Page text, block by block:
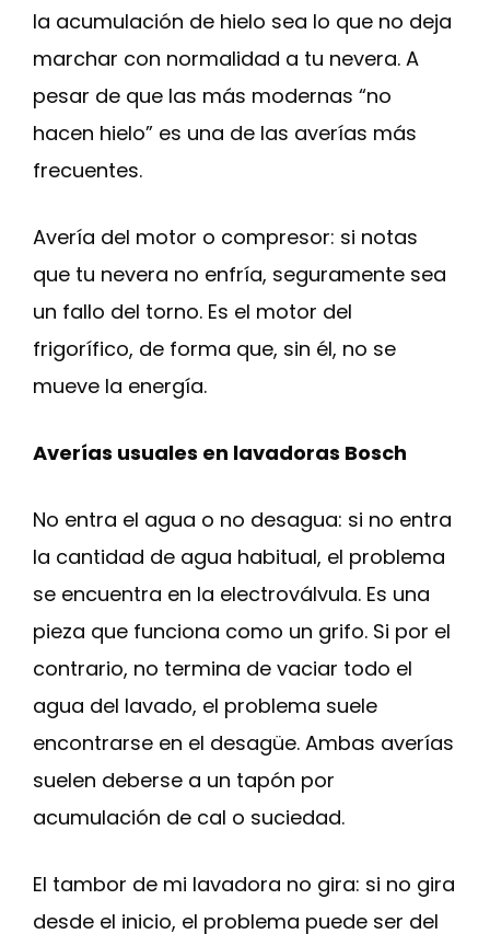
la acumulación de hielo sea lo que no deja
marchar con normalidad a tu nevera. A
pesar de que las más modernas “no
hacen hielo” es una de las averías más
frecuentes.
Avería del motor o compresor: si notas
que tu nevera no enfría, seguramente sea
un fallo del torno. Es el motor del
frigorífico, de forma que, sin él, no se
mueve la energía.
Averías usuales en lavadoras Bosch
No entra el agua o no desagua: si no entra
la cantidad de agua habitual, el problema
se encuentra en la electroválvula. Es una
pieza que funciona como un grifo. Si por el
contrario, no termina de vaciar todo el
agua del lavado, el problema suele
encontrarse en el desagüe. Ambas averías
suelen deberse a un tapón por
acumulación de cal o suciedad.
El tambor de mi lavadora no gira: si no gira
desde el inicio, el problema puede ser del